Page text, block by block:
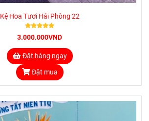
Kệ Hoa Tươi Hải Phòng 22
3.000.000VND
Đặt hàng ngay
Đặt mua